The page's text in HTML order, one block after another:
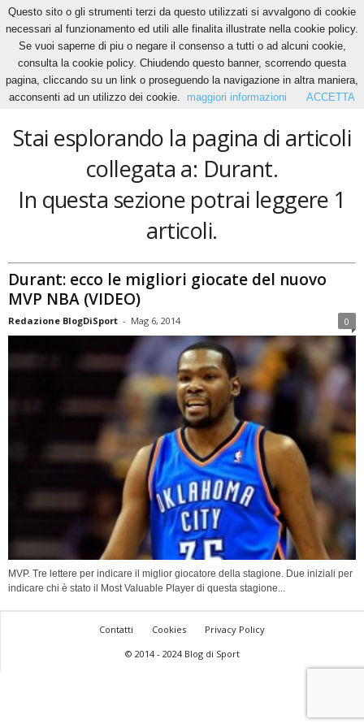
Home Tags Durant
Durant
Stai esplorando la pagina di articoli
collegata a: Durant.
In questa sezione potrai leggere 1
articoli.
Durant: ecco le migliori giocate del nuovo
MVP NBA (VIDEO)
Redazione BlogDiSport - Mag 6, 2014 0
MVP. Tre lettere per indicare il miglior giocatore della stagione. Due iniziali per
indicare chi è stato il Most Valuable Player di questa stagione...
Contatti Cookies
Privacy Policy
© 2014 - 2024 Blog di Sport
Questo sito o gli strumenti terzi da questo utilizzati si avvalgono di cookie
necessari al funzionamento ed utili alle finalita illustrate nella cookie policy.
Se vuoi saperne di piu o negare il consenso a tutti o ad alcuni cookie,
consulta la cookie policy. Chiudendo questo banner, scorrendo questa
pagina, cliccando su un link o proseguendo la navigazione in altra maniera,
acconsenti ad un utilizzo dei cookie.
maggiori informazioni ACCETTA